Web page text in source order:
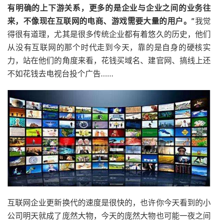
有明确的上下游关系，更多的是企业与企业之间的业务往
来，不像现在互联网的电商、游戏需要大量的用户。”我觉
得很有道理，尤其是很多传统企业都有着悠久的历史，他们
从没有互联网的那个时代走到今天，靠的是自身的硬核实
力，站在他们的角度来看，花钱买域名、建官网、搞线上还
不如花钱去电视台投个广告……
互联网企业更新换代的速度是很快的，也许你今天看到的小
公司明天就成了庞然大物，今天的庞然大物也可能一夜之间